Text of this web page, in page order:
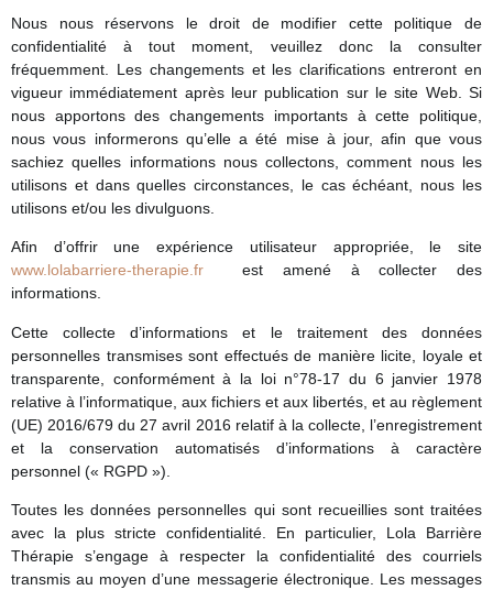
Nous nous réservons le droit de modifier cette politique de
confidentialité à tout moment, veuillez donc la consulter
fréquemment. Les changements et les clarifications entreront en
vigueur immédiatement après leur publication sur le site Web. Si
nous apportons des changements importants à cette politique,
nous vous informerons qu’elle a été mise à jour, afin que vous
sachiez quelles informations nous collectons, comment nous les
utilisons et dans quelles circonstances, le cas échéant, nous les
utilisons et/ou les divulguons.
Afin d’offrir une expérience utilisateur appropriée, le site
www.lolabarriere-therapie.fr est amené à collecter des
informations.
Cette collecte d’informations et le traitement des données
personnelles transmises sont effectués de manière licite, loyale et
transparente, conformément à la loi n°78-17 du 6 janvier 1978
relative à l’informatique, aux fichiers et aux libertés, et au règlement
(UE) 2016/679 du 27 avril 2016 relatif à la collecte, l’enregistrement
et la conservation automatisés d’informations à caractère
personnel (« RGPD »).
Toutes les données personnelles qui sont recueillies sont traitées
avec la plus stricte confidentialité. En particulier, Lola Barrière
Thérapie s’engage à respecter la confidentialité des courriels
transmis au moyen d’une messagerie électronique. Les messages